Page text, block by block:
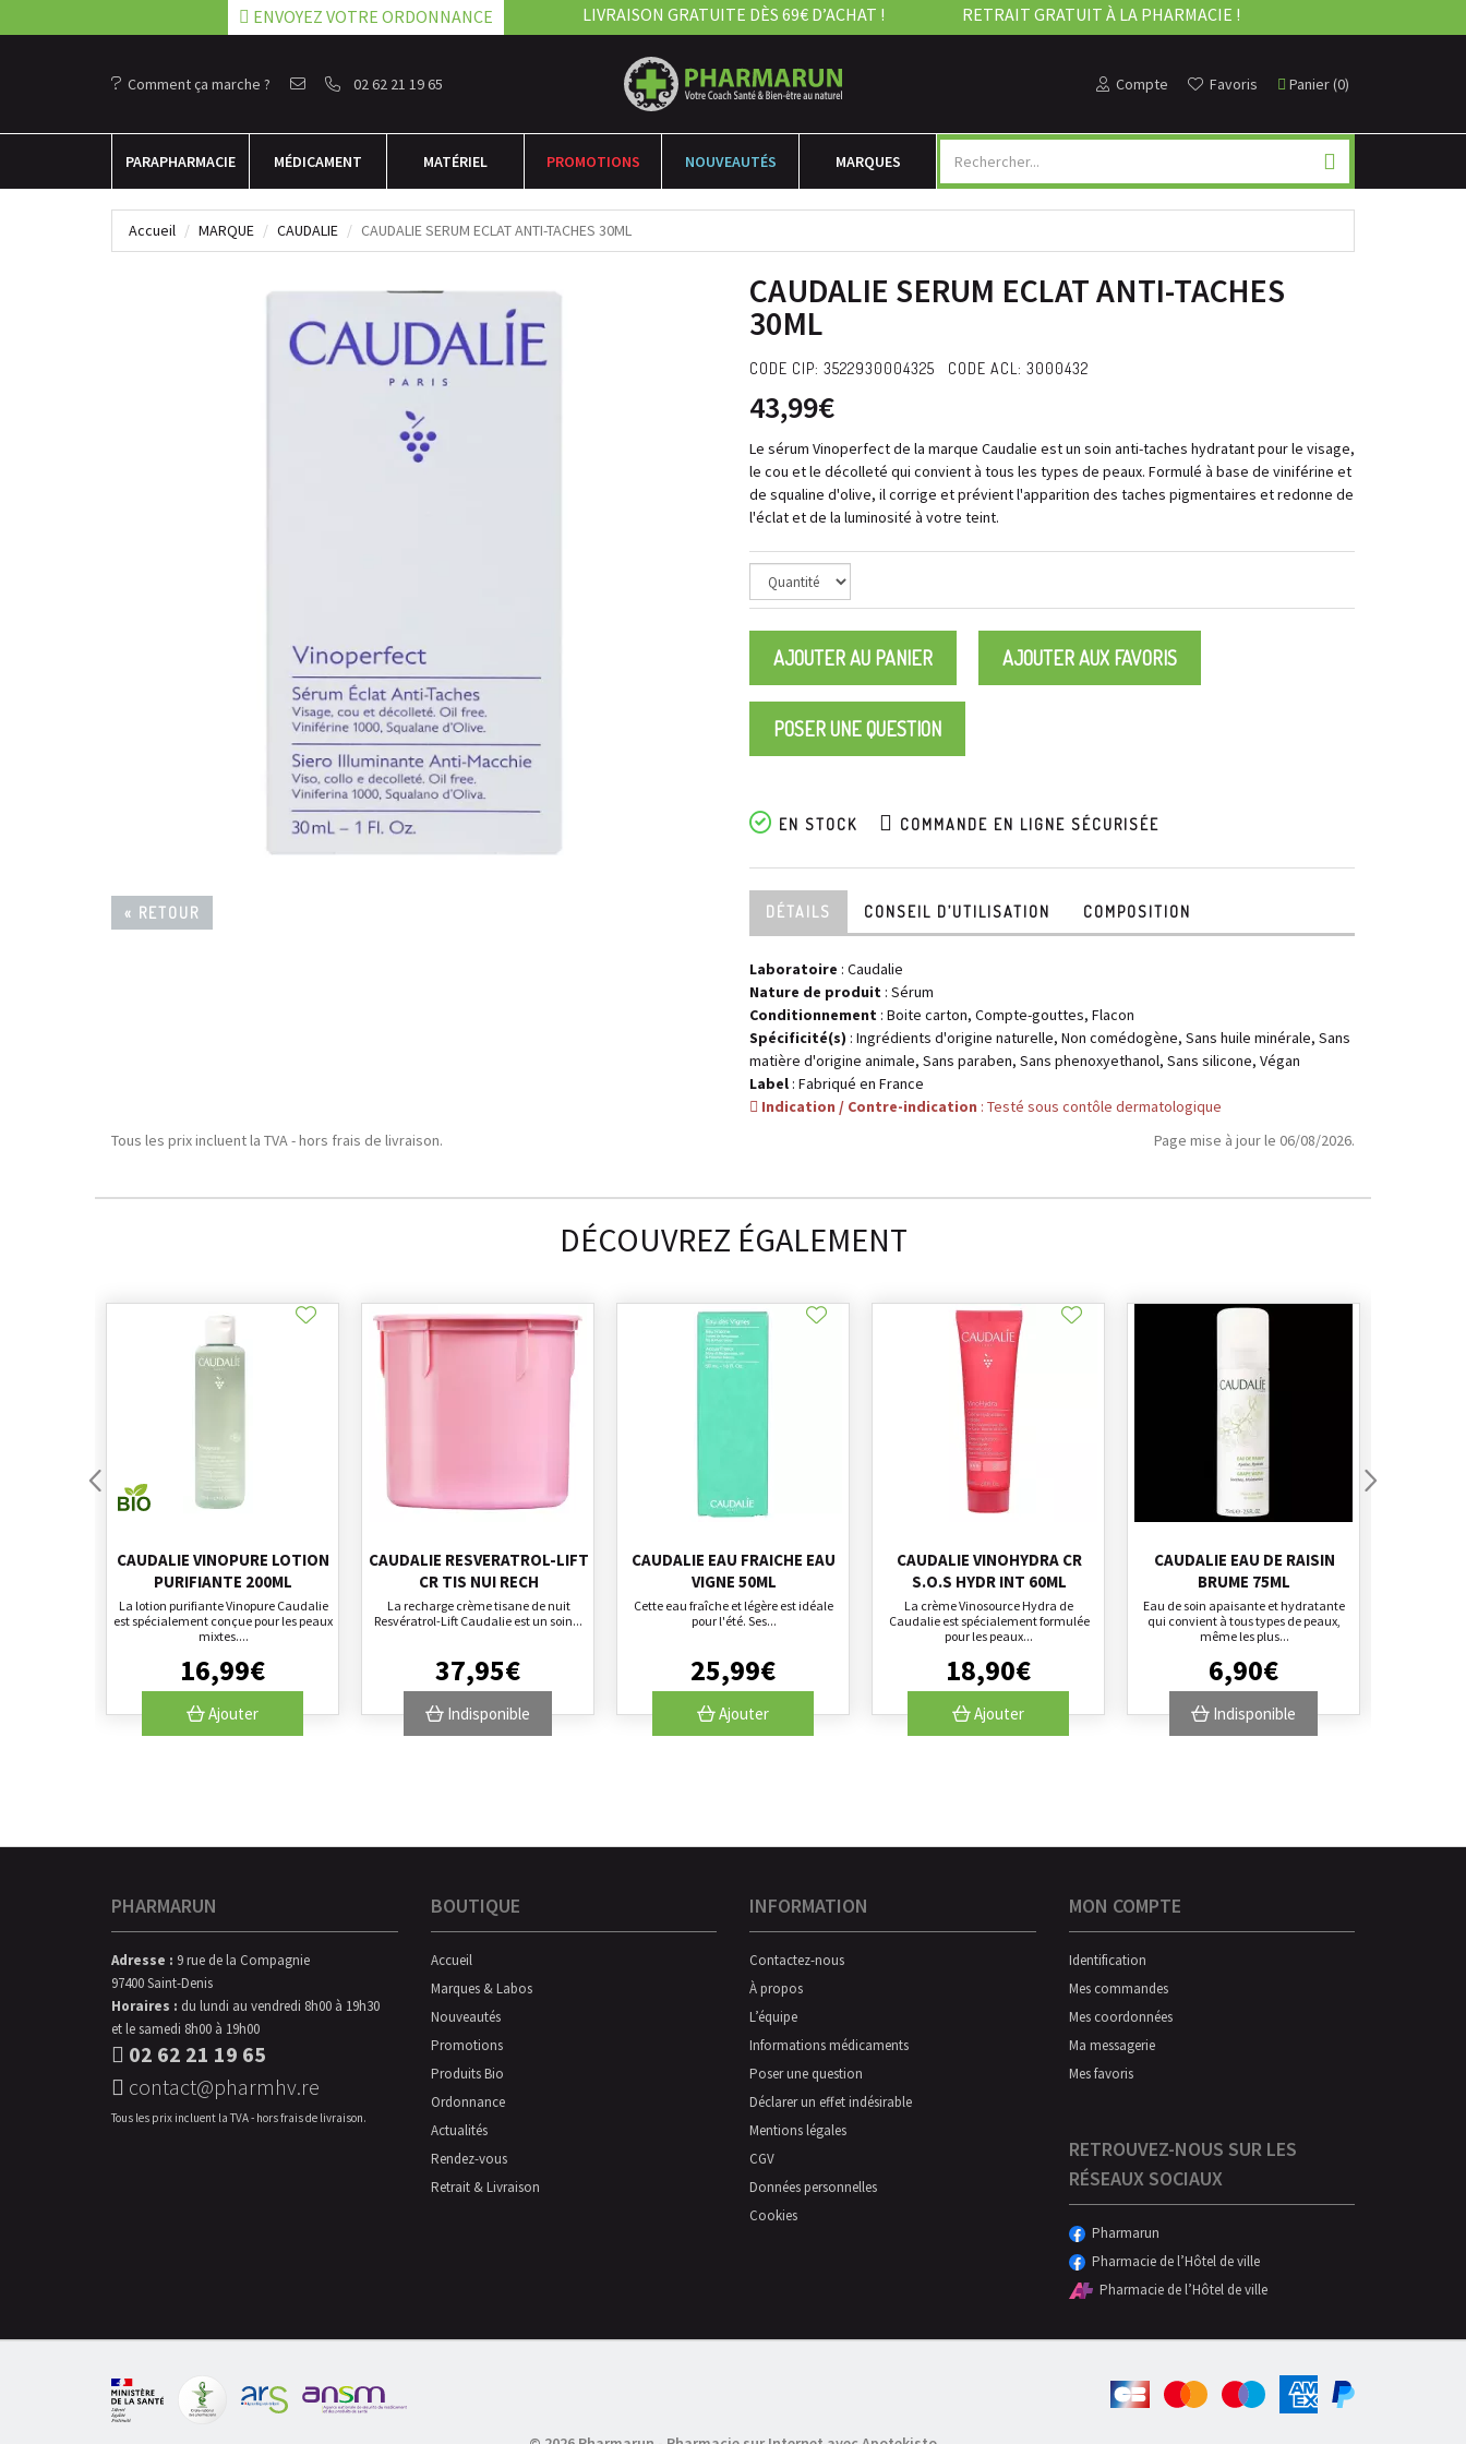
LIVRAISON GRATUITE DÈS 69€ D’ACHAT !
ENVOYEZ VOTRE ORDONNANCE RETRAIT GRATUIT À LA PHARMACIE !
Comment ça marche ? 02 62 21 19 65 Compte Favoris Panier(0)
PARAPHARMACIE MÉDICAMENT MATÉRIEL PROMOTIONS NOUVEAUTÉS MARQUES
Accueil MARQUE CAUDALIE CAUDALIE SERUM ECLAT ANTI-TACHES 30ML
« RETOUR
CAUDALIE SERUM ECLAT ANTI-TACHES
30ML
CODE CIP: 3522930004325 CODE ACL: 3000432
43,99€
Le sérum Vinoperfect de la marque Caudalie est un soin anti-taches hydratant pour le visage,
le cou et le décolleté qui convient à tous les types de peaux. Formulé à base de viniférine et
de squaline d'olive, il corrige et prévient l'apparition des taches pigmentaires et redonne de
l'éclat et de la luminosité à votre teint.
AJOUTER AU PANIER AJOUTER AUX FAVORIS
POSER UNE QUESTION
EN STOCK COMMANDE EN LIGNE SÉCURISÉE
DÉTAILS CONSEIL D’UTILISATION COMPOSITION
Laboratoire : Caudalie
Nature de produit : Sérum
Conditionnement : Boite carton, Compte-gouttes, Flacon
Spécificité(s) : Ingrédients d'origine naturelle, Non comédogène, Sans huile minérale, Sans
matière d'origine animale, Sans paraben, Sans phenoxyethanol, Sans silicone, Végan
Label : Fabriqué en France
Indication / Contre-indication : Testé sous contôle dermatologique
Tous les prix incluent la TVA - hors frais de livraison.
Page mise à jour le 06/08/2026.
DÉCOUVREZ ÉGALEMENT
CAUDALIE VINOPURE LOTION
PURIFIANTE 200ML
La lotion purifiante Vinopure Caudalie
est spécialement conçue pour les peaux
mixtes....
16,99€
Ajouter
CAUDALIE RESVERATROL-LIFT
CR TIS NUI RECH
La recharge crème tisane de nuit
Resvératrol-Lift Caudalie est un soin...
37,95€
Indisponible
CAUDALIE EAU FRAICHE EAU
VIGNE 50ML
Cette eau fraîche et légère est idéale
pour l'été. Ses...
25,99€
Ajouter
CAUDALIE VINOHYDRA CR
S.O.S HYDR INT 60ML
La crème Vinosource Hydra de
Caudalie est spécialement formulée
pour les peaux...
18,90€
Ajouter
CAUDALIE EAU DE RAISIN
BRUME 75ML
Eau de soin apaisante et hydratante
qui convient à tous types de peaux,
même les plus...
6,90€
Indisponible
PHARMARUN
Adresse : 9 rue de la Compagnie
97400 Saint-Denis
Horaires : du lundi au vendredi 8h00 à 19h30
et le samedi 8h00 à 19h00
02 62 21 19 65
contact@pharmhv.re
Tous les prix incluent la TVA - hors frais de livraison.
BOUTIQUE
Accueil
Marques & Labos
Nouveautés
Promotions
Produits Bio
Ordonnance
Actualités
Rendez-vous
Retrait & Livraison
INFORMATION
Contactez-nous
À propos
L’équipe
Informations médicaments
Poser une question
Déclarer un effet indésirable
Mentions légales
CGV
Données personnelles
Cookies
MON COMPTE
Identification
Mes commandes
Mes coordonnées
Ma messagerie
Mes favoris
RETROUVEZ-NOUS SUR LES
RÉSEAUX SOCIAUX
Pharmarun
Pharmacie de l’Hôtel de ville
Pharmacie de l’Hôtel de ville